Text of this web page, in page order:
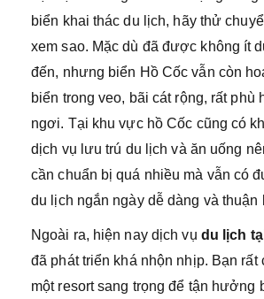
biển khai thác du lịch, hãy thử
xem sao. Mặc dù đã được không ít
đến, nhưng biển Hồ Cốc vẫn còn
biển trong veo, bãi cát rộng, rất phù
ngơi. Tại khu vực hồ Cốc cũng có
dịch vụ lưu trú du lịch và ăn uống
cần chuẩn bị quá nhiều mà vẫn có
du lịch ngắn ngày dễ dàng và thuận
Ngoài ra, hiện nay dịch vụ du lịch
đã phát triển khá nhộn nhịp. Bạn rất
một resort sang trọng để tận hưởng